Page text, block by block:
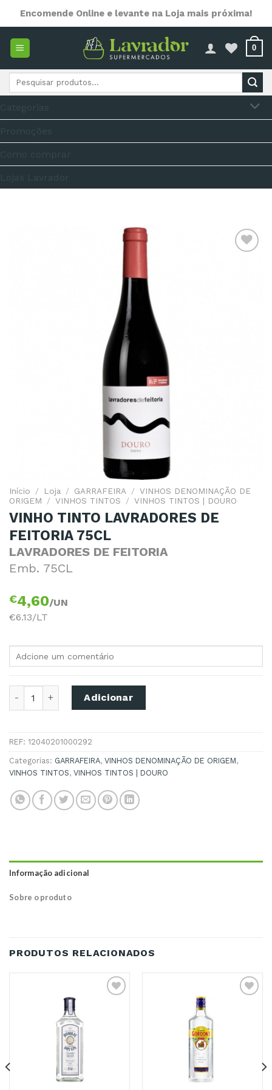
content
Encomende Online e levante na Loja mais próxima!
0
Pesquisar
Início / Loja / GARRAFEIRA / VINHOS DENOMINAÇÃO DE
ORIGEM
/ VINHOS TINTOS / VINHOS TINTOS | DOURO
VINHO TINTO LAVRADORES DE
FEITORIA 75CL
LAVRADORES DE FEITORIA
Emb. 75CL
€4,60/UN
€6.13/LT
Quantidade de VINHO TINTO LAVRADORES DE FEITORIA
Adicionar
REF: 12040201000292
Categorias: GARRAFEIRA, VINHOS DENOMINAÇÃO DE ORIGEM,
VINHOS TINTOS, VINHOS TINTOS | DOURO
Informação adicional
Sobre o produto
PRODUTOS RELACIONADOS